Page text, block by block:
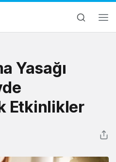
Yasağı
Etkinlikler